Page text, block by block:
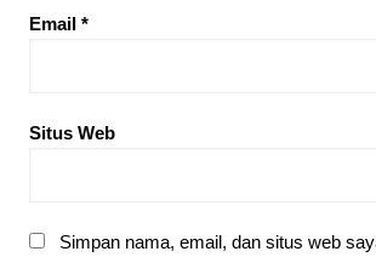
Email *
Situs Web
Simpan nama, email, dan situs web